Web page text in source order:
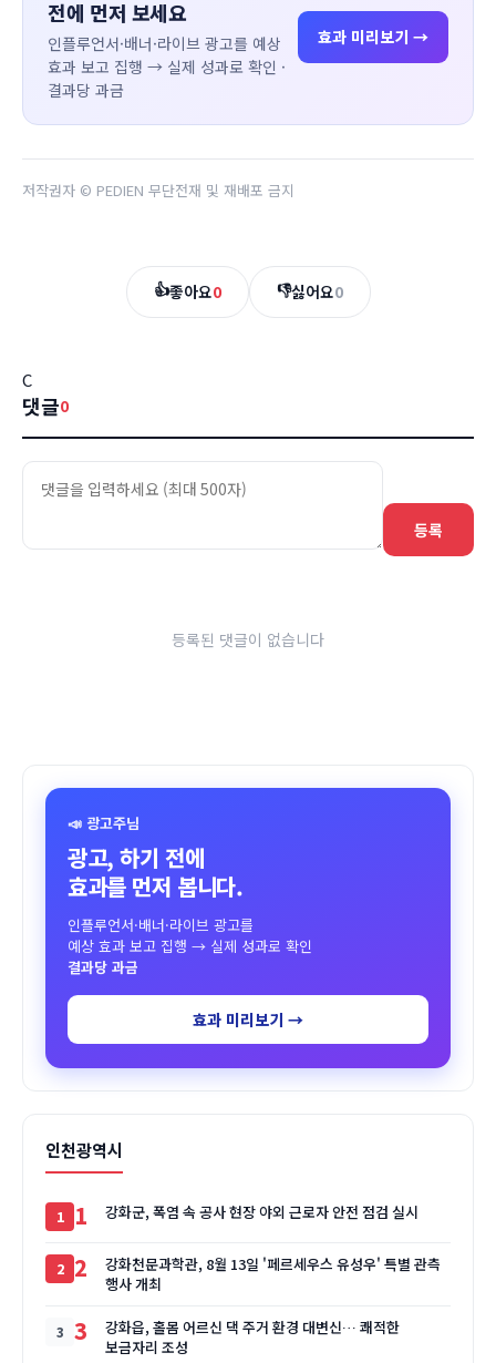
전에 먼저 보세요
인플루언서·배너·라이브 광고를 예상
효과 보고 집행 → 실제 성과로 확인 ·
결과당 과금
효과 미리보기 →
저작권자 © PEDIEN 무단전재 및 재배포 금지
👍좋아요0 👎싫어요0
C
댓글0
등록
등록된 댓글이 없습니다
📣 광고주님
광고, 하기 전에
효과를 먼저 봅니다.
인플루언서·배너·라이브 광고를
예상 효과 보고 집행 → 실제 성과로 확인
결과당 과금
효과 미리보기 →
인천광역시
1 강화군, 폭염 속 공사 현장 야외 근로자 안전 점검 실시
2
강화천문과학관, 8월 13일 '페르세우스 유성우' 특별 관측
행사 개최
3
강화읍, 홀몸 어르신 댁 주거 환경 대변신… 쾌적한
보금자리 조성